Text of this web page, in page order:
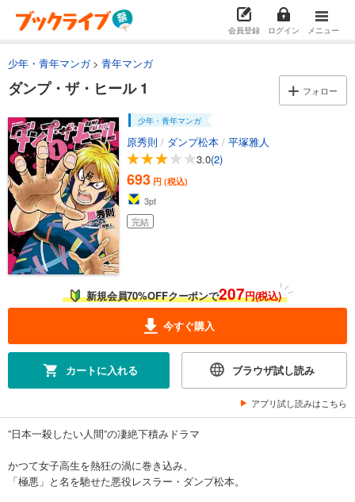
会員登録 ログイン メニュー
少年・青年マンガ 青年マンガ
ダンプ・ザ・ヒール 1 フォロー
少年・青年マンガ
原秀則 / ダンプ松本 / 平塚雅人
3.0(2)
693 円 (税込)
3pt
完結
新規会員70%OFFクーポンで207円(税込)
今すぐ購入
カートに入れる ブラウザ試し読み
アプリ試し読みはこちら
”日本一殺したい人間”の凄絶下積みドラマ
かつて女子高生を熱狂の渦に巻き込み、
「極悪」と名を馳せた悪役レスラー・ダンプ松本。